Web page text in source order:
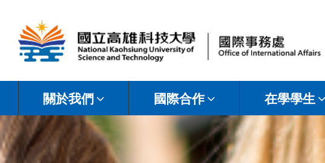
高
雄
科
關於我們 國際合作 在學學生